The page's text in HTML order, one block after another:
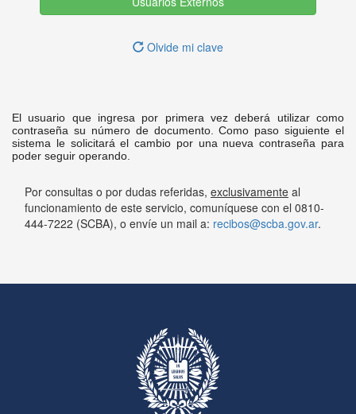
Olvide mi clave
El usuario que ingresa por primera vez deberá utilizar como
contraseña su número de documento. Como paso siguiente el
sistema le solicitará el cambio por una nueva contraseña para
poder seguir operando.
Por consultas o por dudas referidas, exclusivamente al
funcionamiento de este servicio, comuníquese con el 0810-
444-7222 (SCBA), o envíe un mail a: recibos@scba.gov.ar.